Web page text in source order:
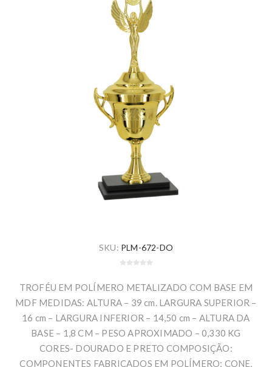
SKU: PLM-672-DO
TROFÉU EM POLÍMERO METALIZADO COM BASE EM
MDF MEDIDAS: ALTURA – 39 cm. LARGURA SUPERIOR –
16 cm – LARGURA INFERIOR – 14,50 cm – ALTURA DA
BASE – 1,8 CM – PESO APROXIMADO – 0,330 KG
CORES- DOURADO E PRETO COMPOSIÇÃO:
COMPONENTES FABRICADOS EM POLÍMERO: CONE,